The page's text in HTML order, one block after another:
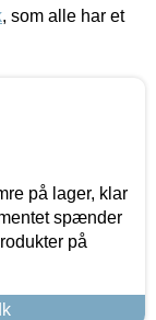
, som alle har et
på lager, klar
spænder
på